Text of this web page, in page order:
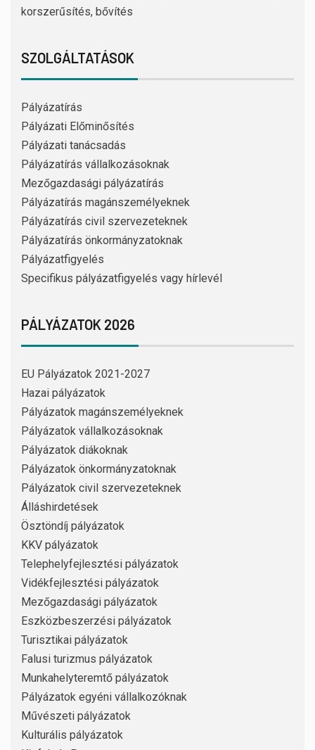
korszerűsítés, bővítés
SZOLGÁLTATÁSOK
Pályázatírás
Pályázati Előminősítés
Pályázati tanácsadás
Pályázatírás vállalkozásoknak
Mezőgazdasági pályázatírás
Pályázatírás magánszemélyeknek
Pályázatírás civil szervezeteknek
Pályázatírás önkormányzatoknak
Pályázatfigyelés
Specifikus pályázatfigyelés vagy hírlevél
PÁLYÁZATOK 2026
EU Pályázatok 2021-2027
Hazai pályázatok
Pályázatok magánszemélyeknek
Pályázatok vállalkozásoknak
Pályázatok diákoknak
Pályázatok önkormányzatoknak
Pályázatok civil szervezeteknek
Álláshirdetések
Ösztöndíj pályázatok
KKV pályázatok
Telephelyfejlesztési pályázatok
Vidékfejlesztési pályázatok
Mezőgazdasági pályázatok
Eszközbeszerzési pályázatok
Turisztikai pályázatok
Falusi turizmus pályázatok
Munkahelyteremtő pályázatok
Pályázatok egyéni vállalkozóknak
Művészeti pályázatok
Kulturális pályázatok